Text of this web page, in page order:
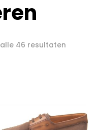
46 resultatenGesorteerd